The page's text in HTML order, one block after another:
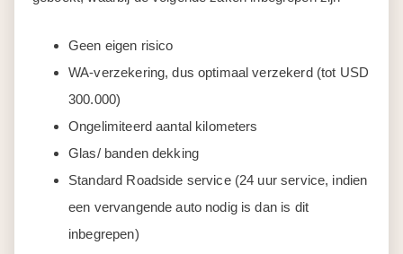
Geen eigen risico
WA-verzekering, dus optimaal verzekerd (tot USD
300.000)
Ongelimiteerd aantal kilometers
Glas/ banden dekking
Standard Roadside service (24 uur service, indien
een vervangende auto nodig is dan is dit
inbegrepen)